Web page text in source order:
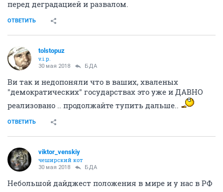
перед деградацией и развалом.
ОТВЕТИТЬ
tolstopuz
v.i.p.
30 мая 2018 БДА
Ви так и недопоняли что в ваших, хваленых
"демократических" государствах это уже и ДАВНО
реализовано .. продолжайте тупить дальше..
ОТВЕТИТЬ
viktor_venskiy
чеширский кот
30 мая 2018 БДА
Небольшой дайджест положения в мире и у нас в РФ